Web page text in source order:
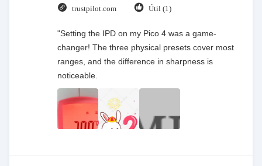
trustpilot.com Útil (1)
"Setting the IPD on my Pico 4 was a game-
changer! The three physical presets cover most
ranges, and the difference in sharpness is
noticeable.